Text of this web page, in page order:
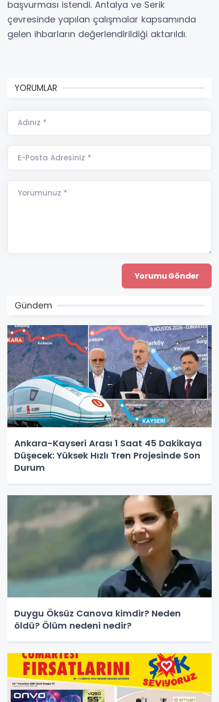
başvurması istendi. Antalya ve Serik
çevresinde yapılan çalışmalar kapsamında
gelen ihbarların değerlendirildiği aktarıldı.
YORUMLAR
Adınız *
E-Posta Adresiniz *
Yorumunuz *
Gündem
Ankara-Kayseri Arası 1 Saat 45 Dakikaya
Düşecek: Yüksek Hızlı Tren Projesinde Son
Durum
Duygu Öksüz Canova kimdir? Neden
öldü? Ölüm nedeni nedir?